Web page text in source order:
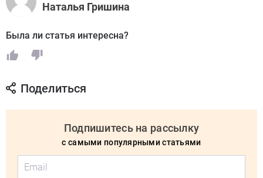
Наталья Гришина
Была ли статья интересна?
Поделиться
Подпишитесь на рассылку
с самыми популярными статьями